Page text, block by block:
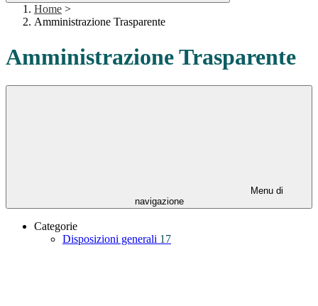
Home >
Amministrazione Trasparente
Amministrazione Trasparente
Menu di
navigazione
Categorie
Disposizioni generali 17